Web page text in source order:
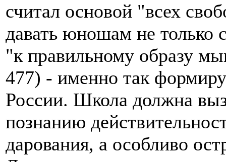
считал основой "всех
давать юношам не только
"к правильному образу
477) - именно так
России. Школа должна
познанию
дарования, а особливо